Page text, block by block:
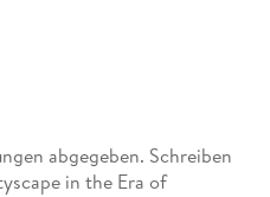
abgegeben. Schreiben
in the Era of